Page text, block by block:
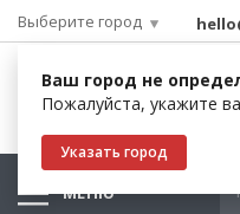
Выберите город
Ваш город не
Пожалуйста, укажите
Указать город
МЕНЮ